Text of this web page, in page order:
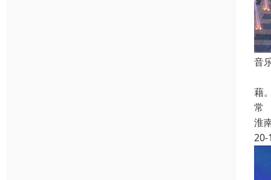
音
藉
常
淮
20-